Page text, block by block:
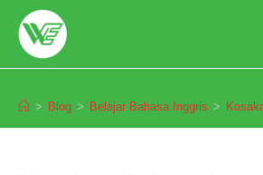
content
> Blog > Belajar Bahasa Inggris >